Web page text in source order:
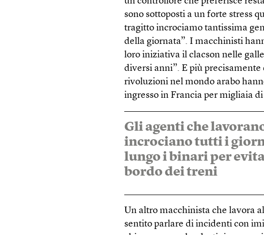
sono sottoposti a un forte stress
tragitto incrociamo tantissima
della giornata”. I macchinisti
loro iniziativa il clacson nelle
diversi anni”. E più precisamente
rivoluzioni nel mondo arabo
ingresso in Francia per migliaia
Gli agenti che
incrociano tutti i
lungo i binari per
bordo dei treni
Un altro macchinista che lavora
sentito parlare di incidenti con